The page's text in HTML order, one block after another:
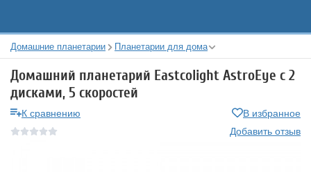
Домашние планетарии Планетарии для дома
Домашний планетарий Eastcolight AstroEye с 2
дисками, 5 скоростей
К сравнению
В избранное
Добавить отзыв